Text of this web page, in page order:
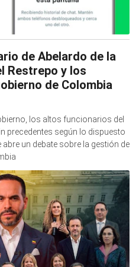
de Abelardo de la
Restrepo y los
de Colombia
los altos funcionarios del
precedentes según lo dispuesto
un debate sobre la gestión de